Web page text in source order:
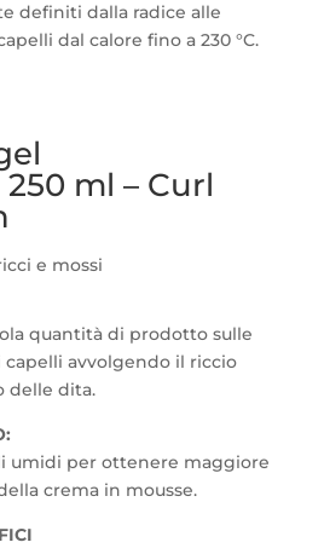
definiti dalla radice alle
dal calore fino a 230 °C.
250 ml – Curl
e mossi
quantità di prodotto sulle
capelli avvolgendo il riccio
delle dita.
umidi per ottenere maggiore
crema in mousse.